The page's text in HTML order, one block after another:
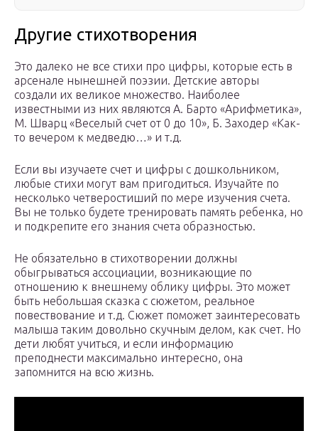
Другие стихотворения
Это далеко не все стихи про цифры, которые есть в
арсенале нынешней поэзии. Детские авторы
создали их великое множество. Наиболее
известными из них являются А. Барто «Арифметика»,
М. Шварц «Веселый счет от 0 до 10», Б. Заходер «Как-
то вечером к медведю…» и т.д.
Если вы изучаете счет и цифры с дошкольником,
любые стихи могут вам пригодиться. Изучайте по
несколько четверостиший по мере изучения счета.
Вы не только будете тренировать память ребенка, но
и подкрепите его знания счета образностью.
Не обязательно в стихотворении должны
обыгрываться ассоциации, возникающие по
отношению к внешнему облику цифры. Это может
быть небольшая сказка с сюжетом, реальное
повествование и т.д. Сюжет поможет заинтересовать
малыша таким довольно скучным делом, как счет. Но
дети любят учиться, и если информацию
преподнести максимально интересно, она
запомнится на всю жизнь.